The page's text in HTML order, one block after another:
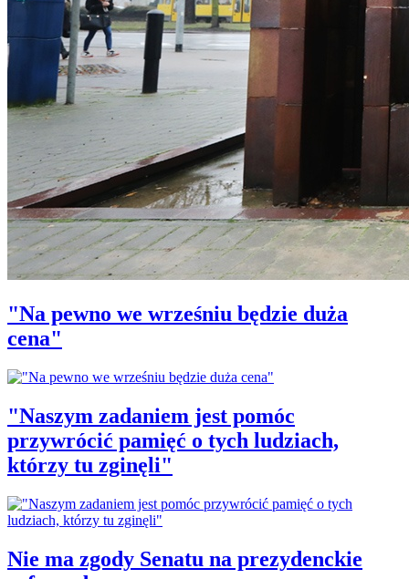
"Na pewno we wrześniu będzie duża
cena"
"Naszym zadaniem jest pomóc
przywrócić pamięć o tych ludziach,
którzy tu zginęli"
Nie ma zgody Senatu na prezydenckie